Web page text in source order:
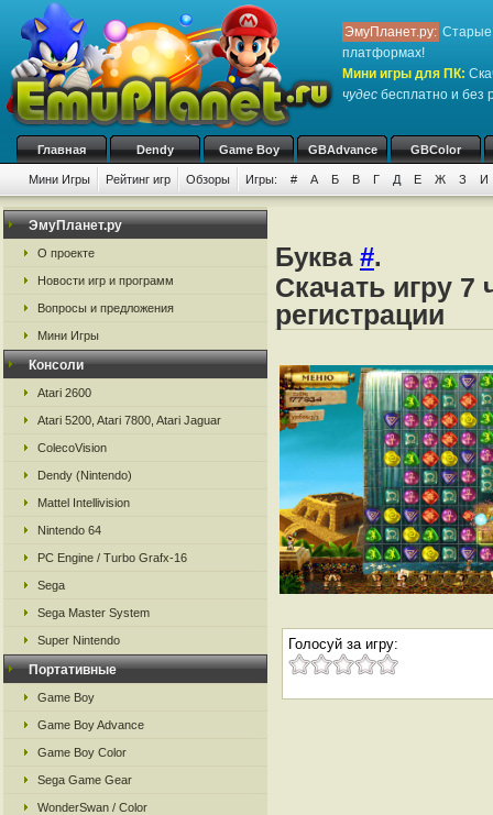
ЭмуПланет.ру: Старые
платформах!
Мини игры для ПК:
чудес бесплатно и без
Главная Dendy Game Boy GBAdvance GBColor
Мини Игры Рейтинг игр Обзоры Игры: # А Б В Г Д Е Ж З И
ЭмуПланет.ру
О проекте
Новости игр и программ
Вопросы и предложения
Мини Игры
Консоли
Atari 2600
Atari 5200, Atari 7800, Atari Jaguar
ColecoVision
Dendy (Nintendo)
Mattel Intellivision
Nintendo 64
PC Engine / Turbo Grafx-16
Sega
Sega Master System
Super Nintendo
Портативные
Game Boy
Game Boy Advance
Game Boy Color
Sega Game Gear
WonderSwan / Color
Буква #.
Скачать игру 7
регистрации
Голосуй за игру: